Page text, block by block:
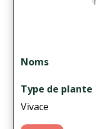
Noms
Type de plante
Vivace